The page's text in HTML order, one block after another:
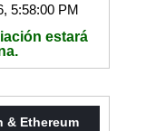
5:58:00 PM
estará
& Ethereum